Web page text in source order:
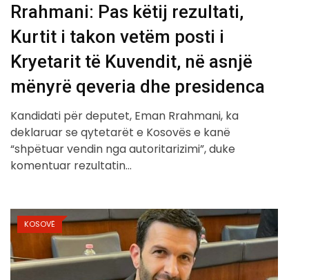
Rrahmani: Pas këtij rezultati,
Kurtit i takon vetëm posti i
Kryetarit të Kuvendit, në asnjë
mënyrë qeveria dhe presidenca
Kandidati për deputet, Eman Rrahmani, ka
deklaruar se qytetarët e Kosovës e kanë
“shpëtuar vendin nga autoritarizimi”, duke
komentuar rezultatin…
KOSOVË